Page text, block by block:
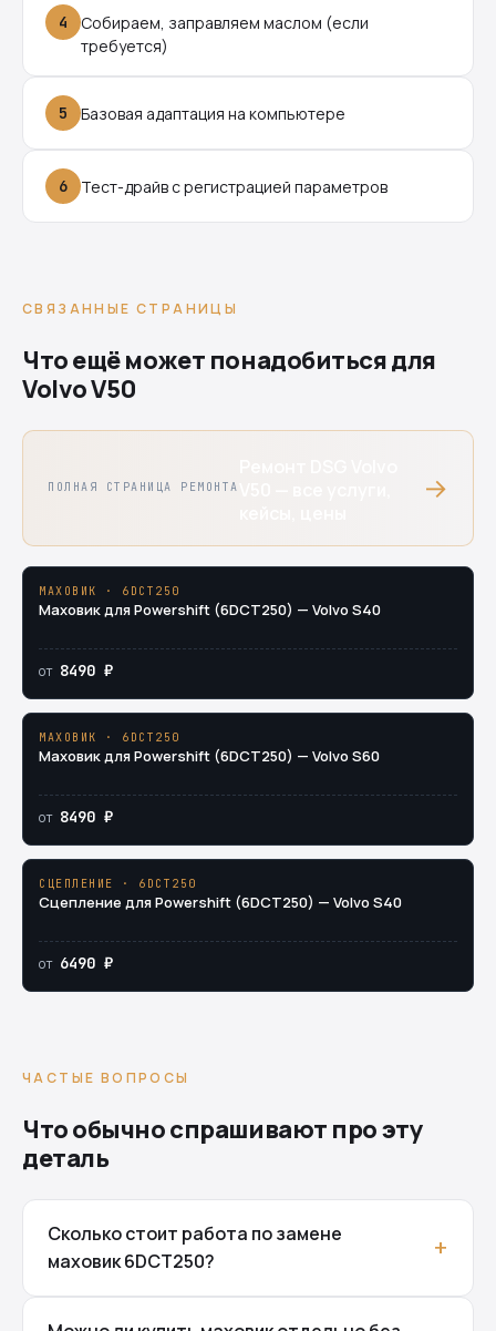
4
Собираем, заправляем маслом (если
требуется)
5 Базовая адаптация на компьютере
6 Тест-драйв с регистрацией параметров
СВЯЗАННЫЕ СТРАНИЦЫ
Что ещё может понадобиться для
Volvo V50
ПОЛНАЯ СТРАНИЦА РЕМОНТА →
МАХОВИК · 6DCT250
Маховик для Powershift (6DCT250) — Volvo S40
от 8490 ₽
МАХОВИК · 6DCT250
Маховик для Powershift (6DCT250) — Volvo S60
от 8490 ₽
СЦЕПЛЕНИЕ · 6DCT250
Сцепление для Powershift (6DCT250) — Volvo S40
от 6490 ₽
ЧАСТЫЕ ВОПРОСЫ
Что обычно спрашивают про эту
деталь
Сколько стоит работа по замене
маховик 6DCT250?